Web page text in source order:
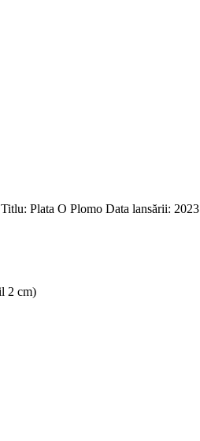
Plata O Plomo Data lansării: 2023
2 cm)